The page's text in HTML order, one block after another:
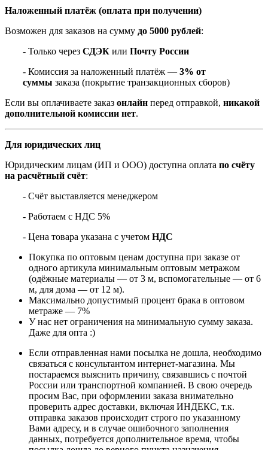
Наложенный платёж (оплата при получении)
Возможен для заказов на сумму до 5000 рублей:
- Только через СДЭК или Почту России
- Комиссия за наложенный платёж — 3% от
суммы заказа (покрытие транзакционных сборов)
Если вы оплачиваете заказ онлайн перед отправкой, никакой
дополнительной комиссии нет.
Для юридических лиц
Юридическим лицам (ИП и ООО) доступна оплата по счёту
на расчётный счёт:
- Счёт выставляется менеджером
- Работаем с НДС 5%
- Цена товара указана с учетом НДС
Покупка по оптовым ценам доступна при заказе от
одного артикула минимальным оптовым метражом
(одёжные материалы — от 3 м, вспомогательные — от 6
м, для дома — от 12 м).
Максимально допустимый процент брака в оптовом
метраже — 7%
У нас нет ограничения на минимальную сумму заказа.
Даже для опта :)
Если отправленная нами посылка не дошла, необходимо
связаться с консультантом интернет-магазина. Мы
постараемся выяснить причину, связавшись с почтой
России или транспортной компанией. В свою очередь
просим Вас, при оформлении заказа внимательно
проверить адрес доставки, включая ИНДЕКС, т.к.
отправка заказов происходит строго по указанному
Вами адресу, и в случае ошибочного заполнения
данных, потребуется дополнительное время, чтобы